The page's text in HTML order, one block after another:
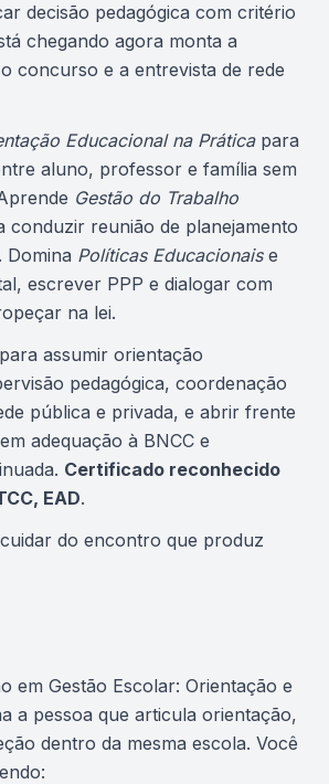
decisão pedagógica com critério
chegando agora monta a
concurso e a entrevista de rede
Educacional na Práticapara
aluno, professor e família sem
Gestão do Trabalho
conduzir reunião de planejamento
Domina Políticas Educacionaise
escrever PPP e dialogar com
na lei.
assumir orientação
pedagógica, coordenação
pública e privada, e abrir frente
adequação à BNCC e
Certificado reconhecido
EAD.
do encontro que produz
em Gestão Escolar: Orientação e
a pessoa que articula orientação,
dentro da mesma escola. Você